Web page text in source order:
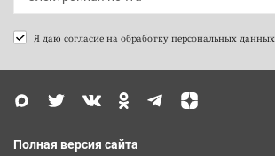
Я даю согласие на обработку персональных данных
Полная версия сайта